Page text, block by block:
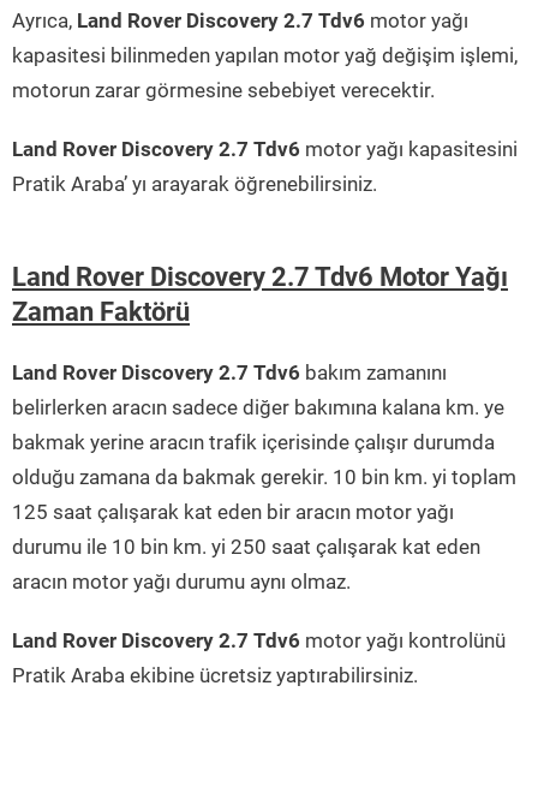
Ayrıca, Land Rover Discovery 2.7 Tdv6 motor yağı
kapasitesi bilinmeden yapılan motor yağ değişim işlemi,
motorun zarar görmesine sebebiyet verecektir.
Land Rover Discovery 2.7 Tdv6 motor yağı kapasitesini
Pratik Araba’ yı arayarak öğrenebilirsiniz.
Land Rover Discovery 2.7 Tdv6 Motor Yağı
Zaman Faktörü
Land Rover Discovery 2.7 Tdv6 bakım zamanını
belirlerken aracın sadece diğer bakımına kalana km. ye
bakmak yerine aracın trafik içerisinde çalışır durumda
olduğu zamana da bakmak gerekir. 10 bin km. yi toplam
125 saat çalışarak kat eden bir aracın motor yağı
durumu ile 10 bin km. yi 250 saat çalışarak kat eden
aracın motor yağı durumu aynı olmaz.
Land Rover Discovery 2.7 Tdv6 motor yağı kontrolünü
Pratik Araba ekibine ücretsiz yaptırabilirsiniz.